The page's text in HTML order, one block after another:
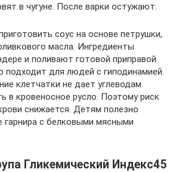
в чугуне. После варки остужают.
соус на основе петрушки,
масла. Ингредиенты
и поливают готовой приправой
подходит для людей с гиподинамией.
клетчатки не дает углеводам
в кровеносное русло. Поэтому риск
снижается. Детям полезно
гарнира с белковыми мясными
Гликемический Индекс45